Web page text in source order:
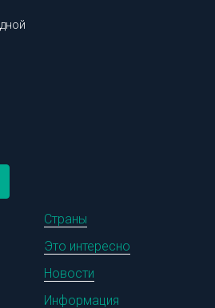
Страны
Это интересно
Новости
Информация